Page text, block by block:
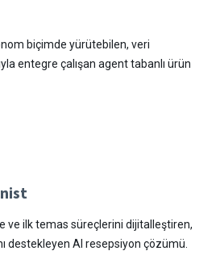
biçimde yürütebilen, veri
entegre çalışan agent tabanlı ürün
ve ilk temas süreçlerini dijitalleştiren,
destekleyen AI resepsiyon çözümü.